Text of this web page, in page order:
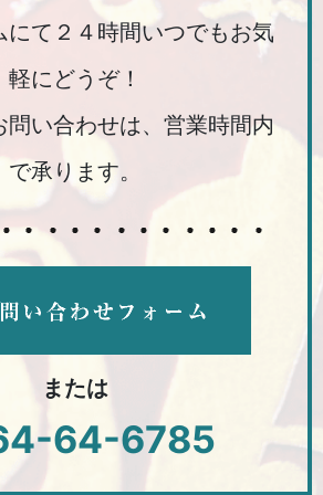
にて２４時間いつでもお気
軽にどうぞ！
問い合わせは、営業時間内
で承ります。
または
64-6785